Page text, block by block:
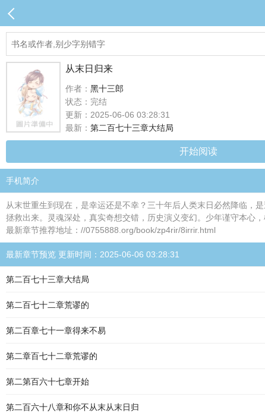
从末日归来
作者： 黑十三郎
状态：完结
更新：2025-06-06 03:28:31
最新： 第二百七十三章大结局
开始阅读
手机简介
从末世重生到现在，是幸运还是不幸？三十年后人类末日必然降临，
拯救出来。灵魂深处，真实奇想交错，历史演义变幻。少年谨守本心
最新章节推荐地址：//0755888.org/book/zp4rir/8irrir.html
最新章节预览 更新时间：2025-06-06 03:28:31
第二百七十三章大结局
第二百七十二章荒谬的
第二百章七十一章得来不易
第二章百七十二章荒谬的
第二第百六十七章开始
第二百六十八章和你不从末从末日归